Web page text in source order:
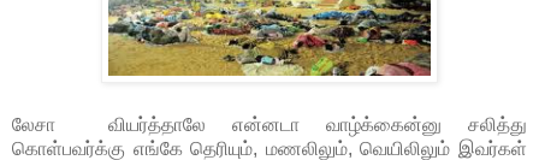
லேசா வியர்த்தாலே என்னடா வாழ்க்கைன்னு சலித்து
கொள்பவர்க்கு எங்கே தெரியும், மணலிலும், வெயிலிலும் இவர்கள்